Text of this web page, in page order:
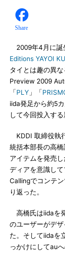
Share
2009年4月に誕
Editions YAYOI
タイとは趣の異
Preview 2009
「PLY 」「
iida発足から約5
して今回投入す
KDDI 取締役執
統括本部長の高
アイテムを発売
ディアを意識し
Callingでコンテ
り返った。
高橋氏はiidaを
のユーザーがデ
た。そしてiidaを
っかけにしてau